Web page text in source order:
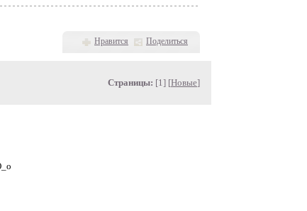
Нравится Поделиться
Страницы: [1] [Новые]